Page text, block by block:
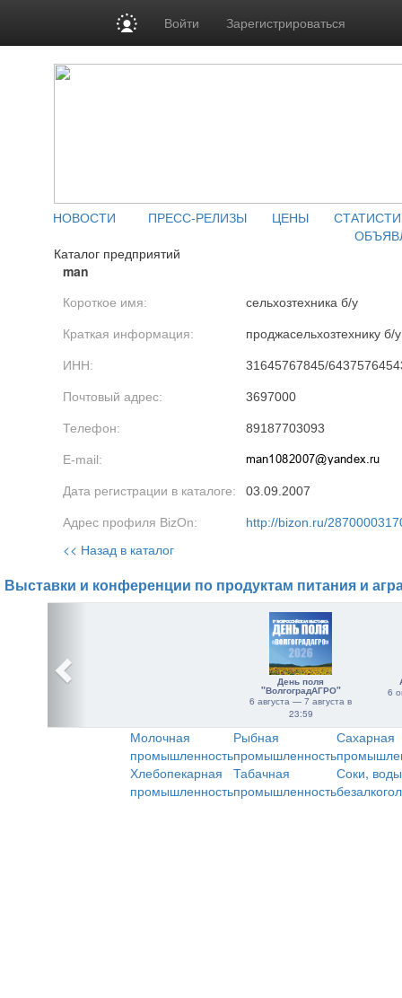
Войти Зарегистрироваться
НОВОСТИ ПРЕСС-РЕЛИЗЫ ЦЕНЫ
Каталог предприятий
man
Короткое имя: сельхозтехника б/у
Краткая информация: проджасельхозтехнику б/у
ИНН: 31645767845/
Почтовый адрес: 3697000
Телефон: 89187703093
E-mail:
Дата регистрации в каталоге: 03.09.2007
Адрес профиля BizOn: http://bizon.ru/
<< Назад в каталог
Выставки и конференции по продуктам питания и
День поля
"ВолгоградАГРО"
6 августа — 7 августа в
23:59
6
Молочная
промышленность
Рыбная
промышленность
Сахарная
Хлебопекарная
промышленность
Табачная
промышленность
Соки,